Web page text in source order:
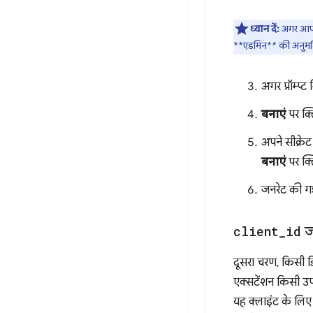
ध्यान दें:अगर
**एडमिन** की
अगर
बनाएंपर
अपने
बनाएंपर
जनरेट की
client id
दूसरा चरण, किसी
एक्सटेंशन किसी
यह क्लाइंट के लिए